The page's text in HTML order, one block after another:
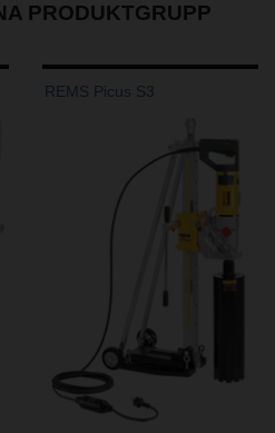
PRODUKTGRUPP
REMS Picus S3